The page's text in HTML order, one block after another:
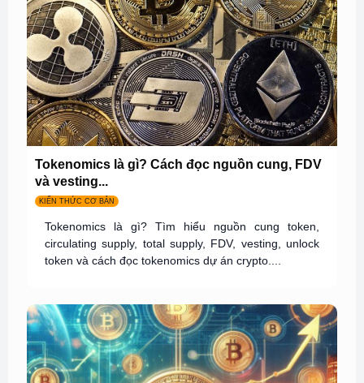
Tokenomics là gì? Cách đọc nguồn cung, FDV
và vesting...
KIẾN THỨC CƠ BẢN
Tokenomics là gì? Tìm hiểu nguồn cung token,
circulating supply, total supply, FDV, vesting, unlock
token và cách đọc tokenomics dự án crypto....